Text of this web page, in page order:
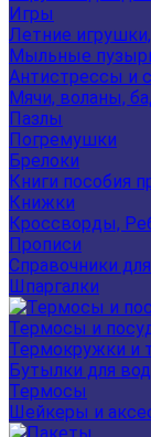
Игры
Летние
Мыльные
Антистрессы и
Мячи, воланы,
Пазлы
Погремушки
Брелоки
Книги пособия
Книжки
Кроссворды,
Прописи
Справочники
Шпаргалки
Термосы и
Термокружки и
Бутылки для
Термосы
Шейкеры и